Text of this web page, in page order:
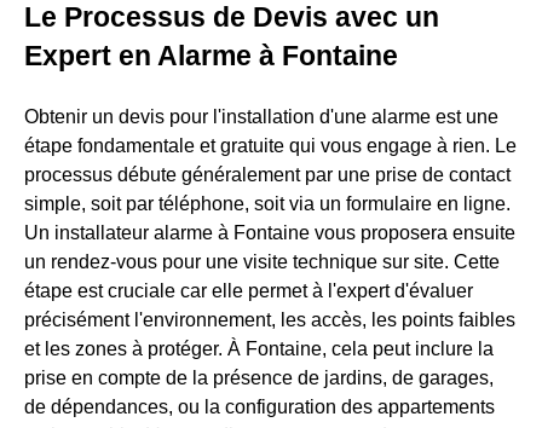
Le Processus de Devis avec un
Expert en Alarme à Fontaine
Obtenir un devis pour l'installation d'une alarme est une
étape fondamentale et gratuite qui vous engage à rien. Le
processus débute généralement par une prise de contact
simple, soit par téléphone, soit via un formulaire en ligne.
Un installateur alarme à Fontaine vous proposera ensuite
un rendez-vous pour une visite technique sur site. Cette
étape est cruciale car elle permet à l'expert d'évaluer
précisément l'environnement, les accès, les points faibles
et les zones à protéger. À Fontaine, cela peut inclure la
prise en compte de la présence de jardins, de garages,
de dépendances, ou la configuration des appartements